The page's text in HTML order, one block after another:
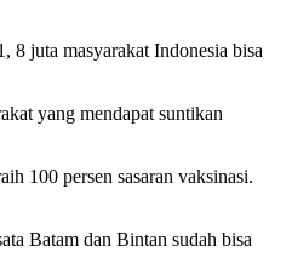
8 juta masyarakat Indonesia bisa
yang mendapat suntikan
100 persen sasaran vaksinasi.
Batam dan Bintan sudah bisa